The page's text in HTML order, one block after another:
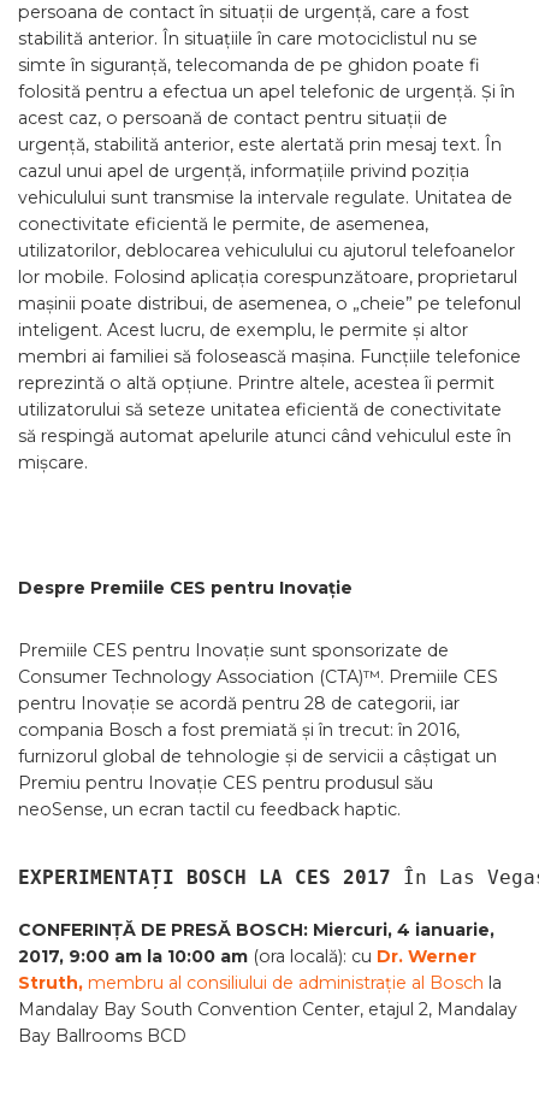
persoana de contact în situații de urgență, care a fost
stabilită anterior. În situațiile în care motociclistul nu se
simte în siguranță, telecomanda de pe ghidon poate fi
folosită pentru a efectua un apel telefonic de urgență. Și în
acest caz, o persoană de contact pentru situații de
urgență, stabilită anterior, este alertată prin mesaj text. În
cazul unui apel de urgență, informațiile privind poziția
vehiculului sunt transmise la intervale regulate. Unitatea de
conectivitate eficientă le permite, de asemenea,
utilizatorilor, deblocarea vehiculului cu ajutorul telefoanelor
lor mobile. Folosind aplicația corespunzătoare, proprietarul
mașinii poate distribui, de asemenea, o „cheie” pe telefonul
inteligent. Acest lucru, de exemplu, le permite și altor
membri ai familiei să folosească mașina. Funcțiile telefonice
reprezintă o altă opțiune. Printre altele, acestea îi permit
utilizatorului să seteze unitatea eficientă de conectivitate
să respingă automat apelurile atunci când vehiculul este în
mișcare.
Despre Premiile CES pentru Inovație
Premiile CES pentru Inovație sunt sponsorizate de
Consumer Technology Association (CTA)™. Premiile CES
pentru Inovație se acordă pentru 28 de categorii, iar
compania Bosch a fost premiată și în trecut: în 2016,
furnizorul global de tehnologie și de servicii a câștigat un
Premiu pentru Inovație CES pentru produsul său
neoSense, un ecran tactil cu feedback haptic.
EXPERIMENTAȚI BOSCH LA CES 2017 În Las
CONFERINȚĂ DE PRESĂ BOSCH: Miercuri, 4 ianuarie,
2017, 9:00 am la 10:00 am (ora locală): cu Dr. Werner
Struth, membru al consiliului de administrație al Bosch la
Mandalay Bay South Convention Center, etajul 2, Mandalay
Bay Ballrooms BCD